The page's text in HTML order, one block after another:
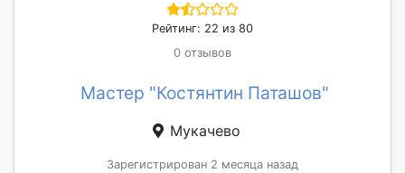
Рейтинг: 22 из 80
0 отзывов
Мастер "Костянтин Паташов"
Мукачево
Зарегистрирован 2 месяца назад